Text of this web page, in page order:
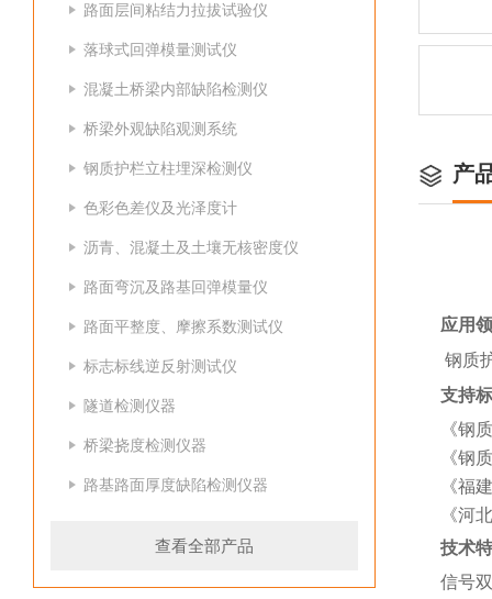
路面层间粘结力拉拔试验仪
落球式回弹模量测试仪
混凝土桥梁内部缺陷检测仪
桥梁外观缺陷观测系统
钢质护栏立柱埋深检测仪
色彩色差仪及光泽度计
沥青、混凝土及土壤无核密度仪
路面弯沉及路基回弹模量仪
路面平整度、摩擦系数测试仪
标志标线逆反射测试仪
隧道检测仪器
桥梁挠度检测仪器
路基路面厚度缺陷检测仪器
查看全部产品
产
应用
钢质
支持
《钢
《钢
《福
《河
技术
信号